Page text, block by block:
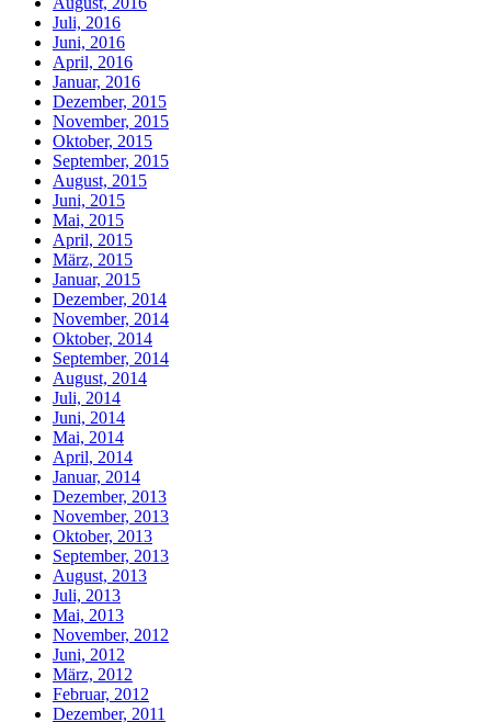
Juli, 2016
Juni, 2016
April, 2016
Januar, 2016
Dezember, 2015
November, 2015
Oktober, 2015
September, 2015
August, 2015
Juni, 2015
Mai, 2015
April, 2015
März, 2015
Januar, 2015
Dezember, 2014
November, 2014
Oktober, 2014
September, 2014
August, 2014
Juli, 2014
Juni, 2014
Mai, 2014
April, 2014
Januar, 2014
Dezember, 2013
November, 2013
Oktober, 2013
September, 2013
August, 2013
Juli, 2013
Mai, 2013
November, 2012
Juni, 2012
März, 2012
Februar, 2012
Dezember, 2011